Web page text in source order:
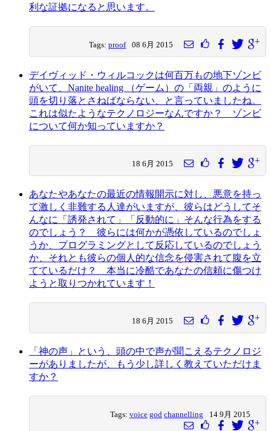
利な証拠になると思います。
Tags:proof 08 6月 2015
デイヴィッド・ウィルコックは何百万もの地下ゾンビ
がいて、Nanite healing （ゲーム）の「両親」のように
頭を切り落とさねばならない、と言っていましたね。
これは似たようなテクノロジーなんですか？ ゾンビ
について何か知っていますか？
18 6月 2015
あなたやあなたの最近の情報開示に対し、悪意を持っ
て激しく非難する人達がいますが、彼らはどうしてそ
んなに「誘発されて」「反動的に」そんな行為をする
のでしょう？ 彼らには何かが憑依しているのでしょ
うか、プログラミングとして反応しているのでしょう
か、それとも彼らの個人的な信念を侵害されて腹を立
てているだけ？ 本当に冷酷であなたの信頼に傷つけ
ようと取りつかれています！
18 6月 2015
「神の声」という、頭の中で声が聞こえるテクノロジ
ーがありましたが、もう少し詳しく教えていただけま
すか？
Tags: voice god channelling 14 9月 2015